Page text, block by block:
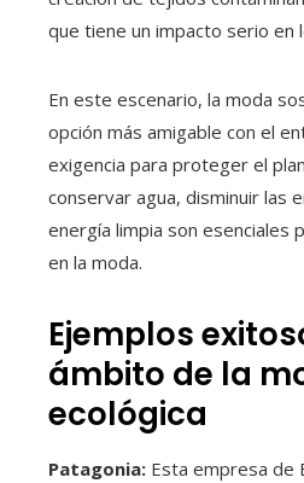
que tiene un impacto serio en
En este escenario, la moda
opción más amigable con el
exigencia para proteger el
conservar agua, disminuir las
energía limpia son esenciales
en la moda.
Ejemplos
ámbito de la
ecológica
Patagonia: Esta empresa de